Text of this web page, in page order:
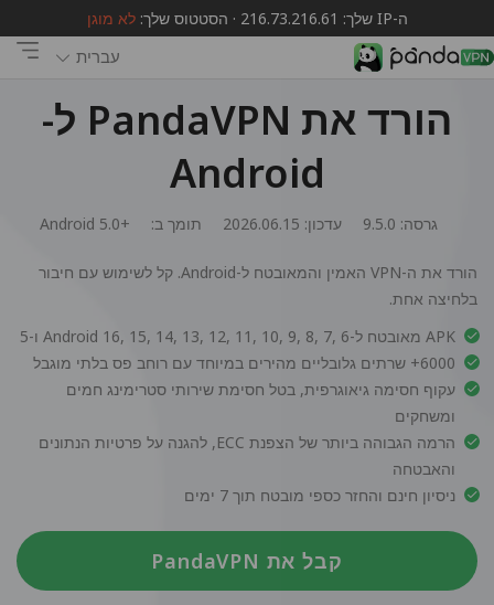
ה-IP שלך: 216.73.216.61 · הסטטוס שלך: לא מוגן
עברית
הורד את PandaVPN ל-
Android
גרסה: 9.5.0 עדכון: 2026.06.15 תומך ב: Android 5.0+
הורד את ה-VPN האמין והמאובטח ל-Android. קל לשימוש עם חיבור
בלחיצה אחת.
APK מאובטח ל-Android 16, 15, 14, 13, 12, 11, 10, 9, 8, 7, 6 ו-5
6000+ שרתים גלובליים מהירים במיוחד עם רוחב פס בלתי מוגבל
עקוף חסימה גיאוגרפית, בטל חסימת שירותי סטרימינג חמים
ומשחקים
הרמה הגבוהה ביותר של הצפנת ECC, להגנה על פרטיות הנתונים
והאבטחה
ניסיון חינם והחזר כספי מובטח תוך 7 ימים
קבל את PandaVPN